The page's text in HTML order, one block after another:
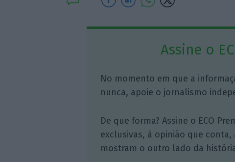
Assine o
No momento em que a
nunca, apoie o jornalismo
De que forma? Assine o ECO
exclusivas, à opinião que
mostram o outro lado da